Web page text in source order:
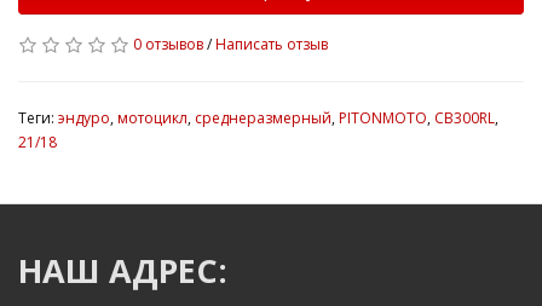
0 отзывов/Написать отзыв
Теги: эндуро,мотоцикл, среднеразмерный,PITONMOTO, CB300RL,
21/18
НАШ АДРЕС: